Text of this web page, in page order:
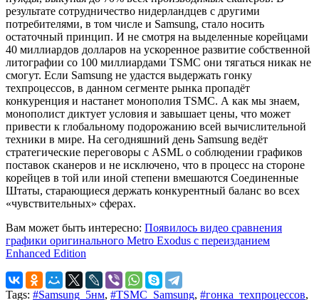
результате сотрудничество нидерландцев с другими
потребителями, в том числе и Samsung, стало носить
остаточный принцип. И не смотря на выделенные корейцами
40 миллиардов долларов на ускоренное развитие собственной
литографии со 100 миллиардами TSMC они тягаться никак не
смогут. Если Samsung не удастся выдержать гонку
техпроцессов, в данном сегменте рынка пропадёт
конкуренция и настанет монополия TSMC. А как мы знаем,
монополист диктует условия и завышает цены, что может
привести к глобальному подорожанию всей вычислительной
техники в мире. На сегодняшний день Samsung ведёт
стратегические переговоры с ASML о соблюдении графиков
поставок сканеров и не исключено, что в процесс на стороне
корейцев в той или иной степени вмешаются Соединенные
Штаты, старающиеся держать конкурентный баланс во всех
«чувствительных» сферах.
Вам может быть интересно: Появилось видео сравнения
графики оригинального Metro Exodus с переизданием
Enhanced Edition
Tags: #Samsung_5нм, #TSMC_Samsung, #гонка_техпроцессов,